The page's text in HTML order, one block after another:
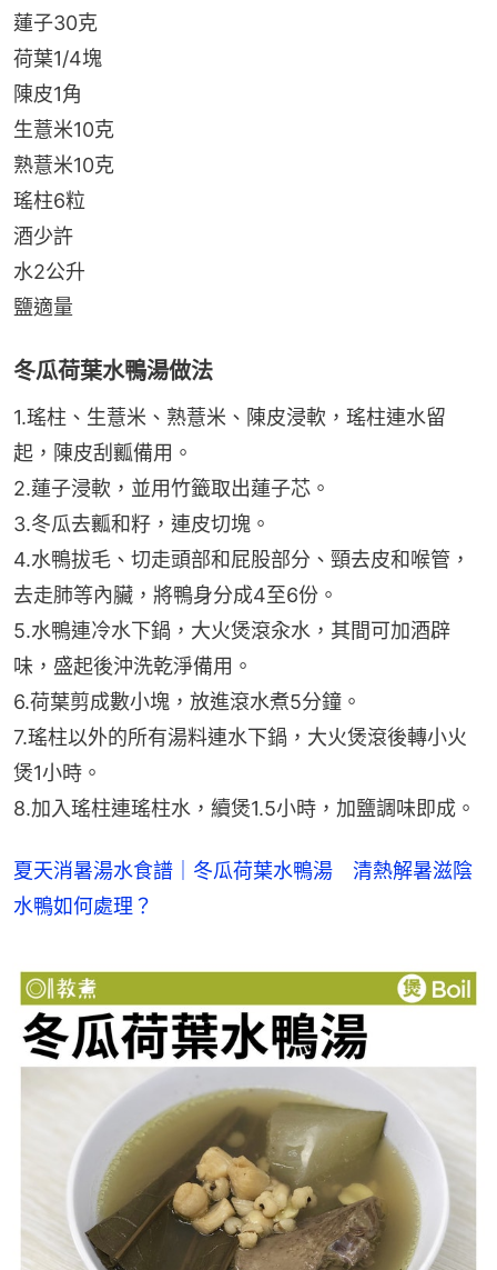
蓮子30克
荷葉1/4塊
陳皮1角
生薏米10克
熟薏米10克
瑤柱6粒
酒少許
水2公升
鹽適量
冬瓜荷葉水鴨湯做法
1.瑤柱、生薏米、熟薏米、陳皮浸軟，瑤柱連水留
起，陳皮刮瓤備用。
2.蓮子浸軟，並用竹籤取出蓮子芯。
3.冬瓜去瓤和籽，連皮切塊。
4.水鴨拔毛、切走頭部和屁股部分、頸去皮和喉管，
去走肺等內臟，將鴨身分成4至6份。
5.水鴨連冷水下鍋，大火煲滾汆水，其間可加酒辟
味，盛起後沖洗乾淨備用。
6.荷葉剪成數小塊，放進滾水煮5分鐘。
7.瑤柱以外的所有湯料連水下鍋，大火煲滾後轉小火
煲1小時。
8.加入瑤柱連瑤柱水，續煲1.5小時，加鹽調味即成。
夏天消暑湯水食譜｜冬瓜荷葉水鴨湯　清熱解暑滋陰
水鴨如何處理？